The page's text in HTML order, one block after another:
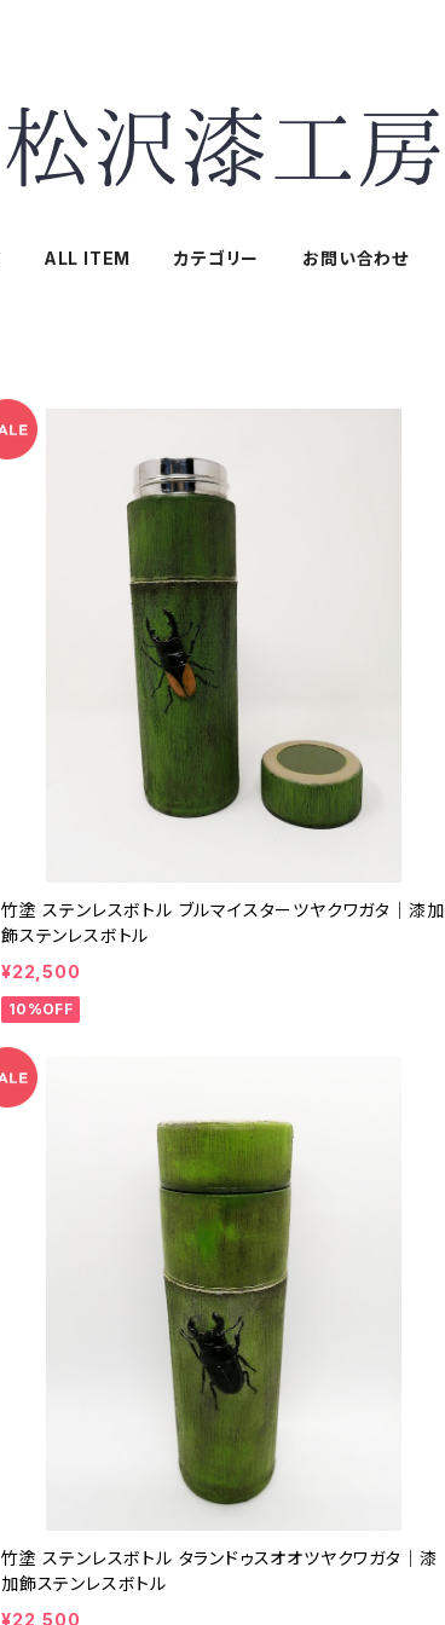
ALL ITEM カテゴリー お問い合わせ
竹塗 ステンレスボトル ブルマイスターツヤクワガタ｜漆加
飾ステンレスボトル
¥22,500
10%OFF
竹塗 ステンレスボトル タランドゥスオオツヤクワガタ｜漆
加飾ステンレスボトル
¥22,500